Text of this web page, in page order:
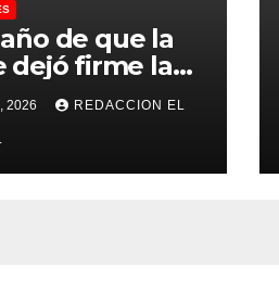
de que la
dejó firme la
la Justicia
pudo
ni un
CFK
2026 REDACCION EL